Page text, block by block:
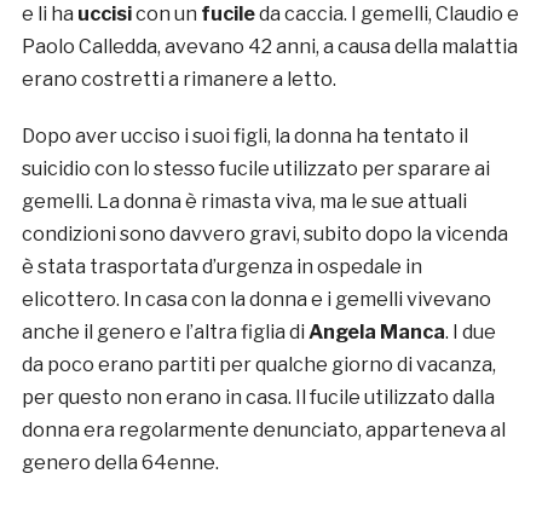
e li ha uccisicon un fucileda caccia. I gemelli, Claudio e
Paolo Calledda, avevano 42 anni, a causa della malattia
erano costretti a rimanere a letto.
Dopo aver ucciso i suoi figli, la donna ha tentato il
suicidio con lo stesso fucile utilizzato per sparare ai
gemelli. La donna è rimasta viva, ma le sue attuali
condizioni sono davvero gravi, subito dopo la vicenda
è stata trasportata d’urgenza in ospedale in
elicottero. In casa con la donna e i gemelli vivevano
anche il genero e l’altra figlia di Angela Manca. I due
da poco erano partiti per qualche giorno di vacanza,
per questo non erano in casa. Il fucile utilizzato dalla
donna era regolarmente denunciato, apparteneva al
genero della 64enne.